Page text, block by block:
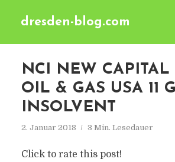
dresden-blog.com
NCI NEW CAPITAL
OIL & GAS USA 11
INSOLVENT
2. Januar 2018 3 Min. Lesedauer
Click to rate this post!